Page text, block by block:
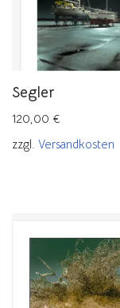
Segler
120,00 €
zzgl. Versandkosten